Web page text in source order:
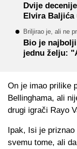
Dvije
Elvira
Briljirao je, ali ne
Bio je
jednu želju:
On je imao prilike
Bellinghama, ali
drugi igrači Rayo
Ipak, Isi je
svemu tome, ali